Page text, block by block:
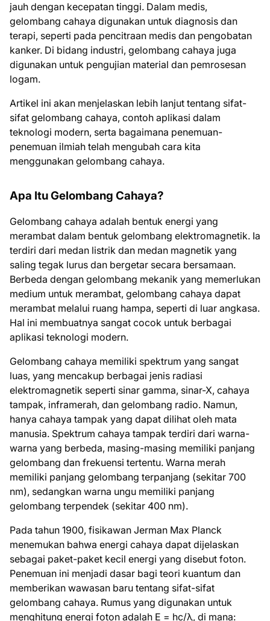
jauh dengan kecepatan tinggi. Dalam medis,
gelombang cahaya digunakan untuk diagnosis dan
terapi, seperti pada pencitraan medis dan pengobatan
kanker. Di bidang industri, gelombang cahaya juga
digunakan untuk pengujian material dan pemrosesan
logam.
Artikel ini akan menjelaskan lebih lanjut tentang sifat-
sifat gelombang cahaya, contoh aplikasi dalam
teknologi modern, serta bagaimana penemuan-
penemuan ilmiah telah mengubah cara kita
menggunakan gelombang cahaya.
Apa Itu Gelombang Cahaya?
Gelombang cahaya adalah bentuk energi yang
merambat dalam bentuk gelombang elektromagnetik. Ia
terdiri dari medan listrik dan medan magnetik yang
saling tegak lurus dan bergetar secara bersamaan.
Berbeda dengan gelombang mekanik yang memerlukan
medium untuk merambat, gelombang cahaya dapat
merambat melalui ruang hampa, seperti di luar angkasa.
Hal ini membuatnya sangat cocok untuk berbagai
aplikasi teknologi modern.
Gelombang cahaya memiliki spektrum yang sangat
luas, yang mencakup berbagai jenis radiasi
elektromagnetik seperti sinar gamma, sinar-X, cahaya
tampak, inframerah, dan gelombang radio. Namun,
hanya cahaya tampak yang dapat dilihat oleh mata
manusia. Spektrum cahaya tampak terdiri dari warna-
warna yang berbeda, masing-masing memiliki panjang
gelombang dan frekuensi tertentu. Warna merah
memiliki panjang gelombang terpanjang (sekitar 700
nm), sedangkan warna ungu memiliki panjang
gelombang terpendek (sekitar 400 nm).
Pada tahun 1900, fisikawan Jerman Max Planck
menemukan bahwa energi cahaya dapat dijelaskan
sebagai paket-paket kecil energi yang disebut foton.
Penemuan ini menjadi dasar bagi teori kuantum dan
memberikan wawasan baru tentang sifat-sifat
gelombang cahaya. Rumus yang digunakan untuk
menghitung energi foton adalah E = hc/λ, di mana: